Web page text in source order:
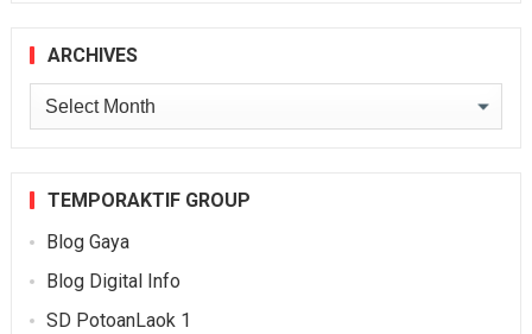
ARCHIVES
Archives
TEMPORAKTIF GROUP
Blog Gaya
Blog Digital Info
SD PotoanLaok 1